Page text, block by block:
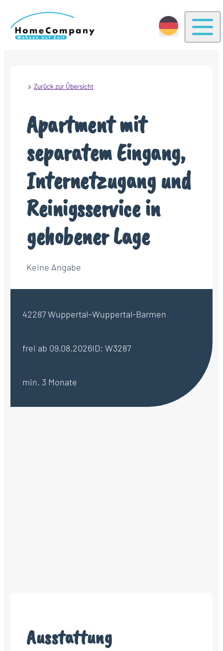
Zurück zur Übersicht
Apartment mit
separatem Eingang,
Internetzugang und
Reinigsservice in
gehobener Lage
Keine Angabe
42287 Wuppertal–Wuppertal-Barmen
frei ab 09.08.2026ID: W3287
min. 3 Monate
Ausstattung